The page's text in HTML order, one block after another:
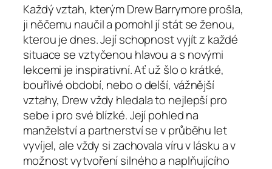
Každý vztah, kterým Drew Barrymore prošla,
ji něčemu naučil a pomohl jí stát se ženou,
kterou je dnes. Její schopnost vyjít z každé
situace se vztyčenou hlavou a s novými
lekcemi je inspirativní. Ať už šlo o krátké,
bouřlivé období, nebo o delší, vážnější
vztahy, Drew vždy hledala to nejlepší pro
sebe i pro své blízké. Její pohled na
manželství a partnerství se v průběhu let
vyvíjel, ale vždy si zachovala víru v lásku a v
možnost vytvoření silného a naplňujícího